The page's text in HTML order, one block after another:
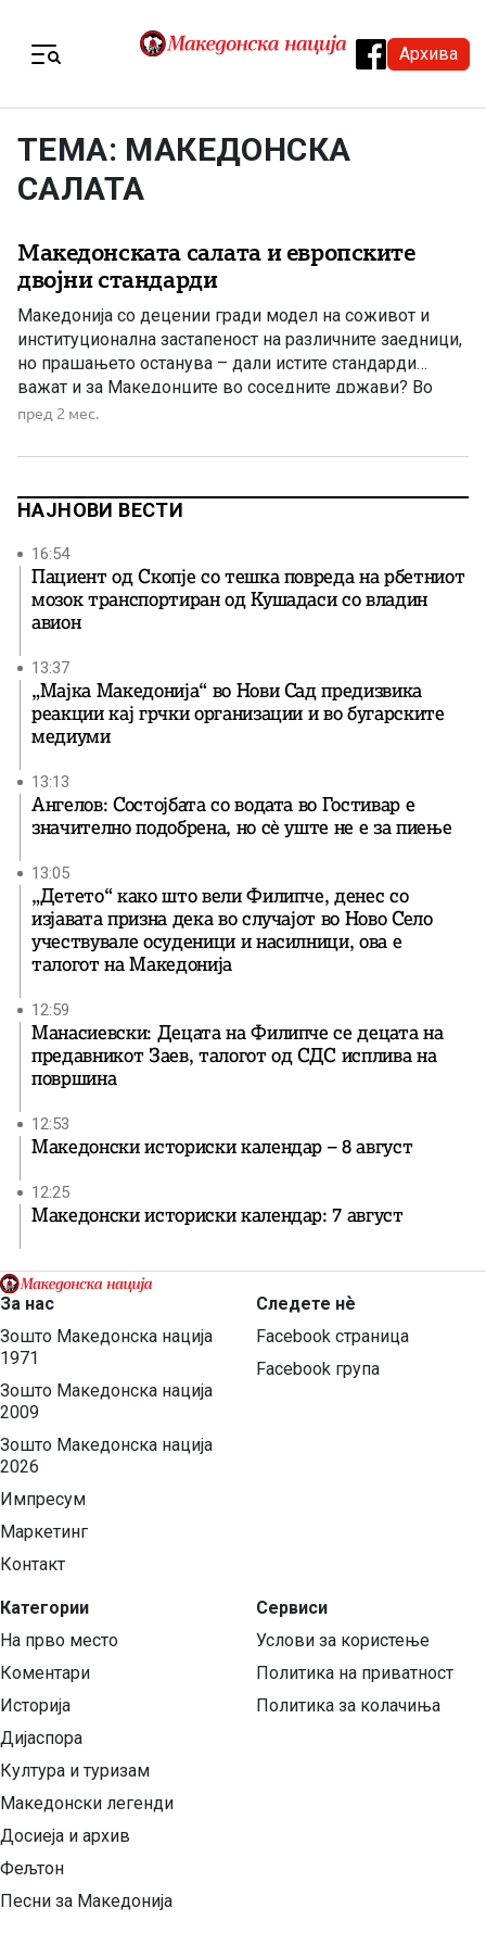
Архива
ТЕМА: МАКЕДОНСКА
САЛАТА
Македонската салата и европските
двојни стандарди
Македонија со децении гради модел на соживот и
институционална застапеност на различните заедници,
но прашањето останува – дали истите стандарди
важат и за Македонците во соседните држави? Во
многу земји постојат јадења познати како „македонска
разновидност – различни состојки кои заедно
италијанската […]
пред 2 мес.
НАЈНОВИ ВЕСТИ
16:54
Пациент од Скопје со тешка повреда на рбетниот
мозок транспортиран од Кушадаси со владин
авион
13:37
„Мајка Македонија“ во Нови Сад предизвика
реакции кај грчки организации и во бугарските
медиуми
13:13
Ангелов: Состојбата со водата во Гостивар е
значително подобрена, но сè уште не е за пиење
13:05
„Детето“ како што вели Филипче, денес со
изјавата призна дека во случајот во Ново Село
учествувале осуденици и насилници, ова е
талогот на Македонија
12:59
Манасиевски: Децата на Филипче се децата на
предавникот Заев, талогот од СДС исплива на
површина
12:53
Македонски историски календар – 8 август
12:25
Македонски историски календар: 7 август
За нас
Зошто Македонска нација
1971
Зошто Македонска нација
2009
Зошто Македонска нација
2026
Импресум
Маркетинг
Контакт
Категории
На прво место
Коментари
Историја
Дијаспора
Култура и туризам
Македонски легенди
Досиеја и архив
Фељтон
Песни за Македонија
Следете нѐ
Facebook страница
Facebook група
Сервиси
Услови за користење
Политика на приватност
Политика за колачиња